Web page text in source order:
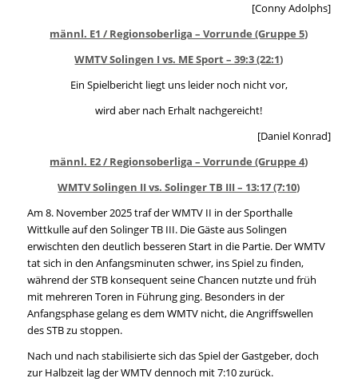
[Conny Adolphs]
männl. E1 / Regionsoberliga – Vorrunde (Gruppe 5)
WMTV Solingen I vs. ME Sport – 39:3 (22:1)
Ein Spielbericht liegt uns leider noch nicht vor,
wird aber nach Erhalt nachgereicht!
[Daniel Konrad]
männl. E2 / Regionsoberliga – Vorrunde (Gruppe 4)
WMTV Solingen II vs. Solinger TB III – 13:17 (7:10)
Am 8. November 2025 traf der WMTV II in der Sporthalle
Wittkulle auf den Solinger TB III. Die Gäste aus Solingen
erwischten den deutlich besseren Start in die Partie. Der WMTV
tat sich in den Anfangsminuten schwer, ins Spiel zu finden,
während der STB konsequent seine Chancen nutzte und früh
mit mehreren Toren in Führung ging. Besonders in der
Anfangsphase gelang es dem WMTV nicht, die Angriffswellen
des STB zu stoppen.
Nach und nach stabilisierte sich das Spiel der Gastgeber, doch
zur Halbzeit lag der WMTV dennoch mit 7:10 zurück.